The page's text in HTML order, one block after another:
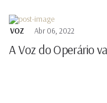
VOZ Abr 06, 2022
A Voz do Operário